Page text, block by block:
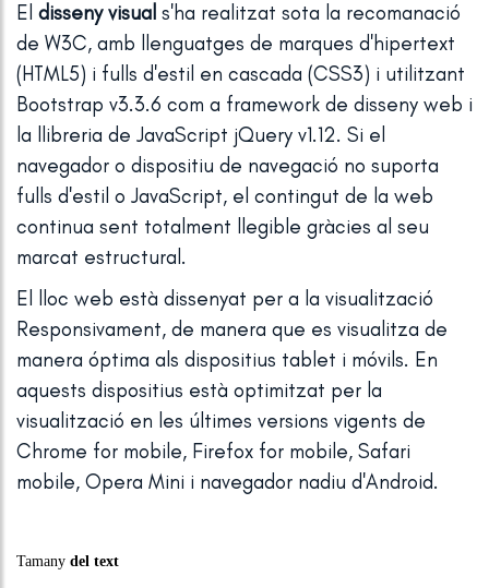
El disseny visual s'ha realitzat sota la recomanació
de W3C, amb llenguatges de marques d'hipertext
(HTML5) i fulls d'estil en cascada (CSS3) i utilitzant
Bootstrap v3.3.6 com a framework de disseny web i
la llibreria de JavaScript jQuery v1.12. Si el
navegador o dispositiu de navegació no suporta
fulls d'estil o JavaScript, el contingut de la web
continua sent totalment llegible gràcies al seu
marcat estructural.
El lloc web està dissenyat per a la visualització
Responsivament, de manera que es visualitza de
manera óptima als dispositius tablet i móvils. En
aquests dispositius està optimitzat per la
visualització en les últimes versions vigents de
Chrome for mobile, Firefox for mobile, Safari
mobile, Opera Mini i navegador nadiu d'Android.
Tamany del text